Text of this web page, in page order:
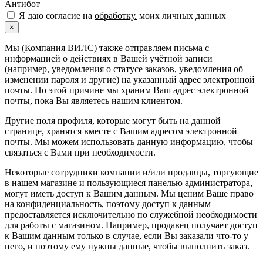
Антибот
Я даю согласие на обработку. моих личных данных
×
Мы (Компания ВИЛС) также отправляем письма с
информацией о действиях в Вашей учётной записи
(например, уведомления о статусе заказов, уведомления об
изменении пароля и другие) на указанный адрес электронной
почты. По этой причине мы храним Ваш адрес электронной
почты, пока Вы являетесь нашим клиентом.
Другие поля профиля, которые могут быть на данной
странице, хранятся вместе с Вашим адресом электронной
почты. Мы можем использовать данную информацию, чтобы
связаться с Вами при необходимости.
Некоторые сотрудники компании и/или продавцы, торгующие
в нашем магазине и пользующиеся панелью администратора,
могут иметь доступ к Вашим данным. Мы ценим Ваше право
на конфиденциальность, поэтому доступ к данным
предоставляется исключительно по служебной необходимости
для работы с магазином. Например, продавец получает доступ
к Вашим данным только в случае, если Вы заказали что-то у
него, и поэтому ему нужны данные, чтобы выполнить заказ.